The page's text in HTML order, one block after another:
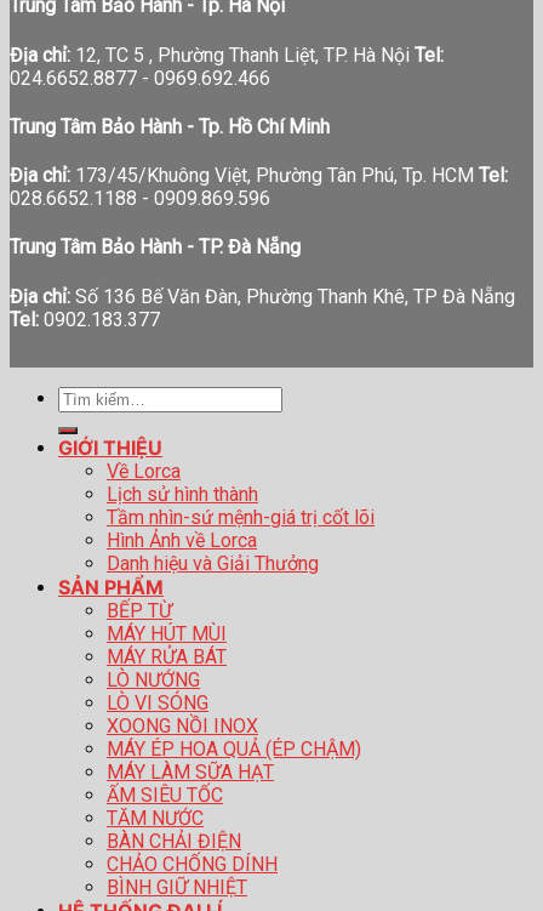
Trung Tâm Bảo Hành - Tp. Hà Nội
Địa chỉ: 12, TC 5 , Phường Thanh Liệt, TP. Hà Nội Tel:
024.6652.8877 - 0969.692.466
Trung Tâm Bảo Hành - Tp. Hồ Chí Minh
Địa chỉ: 173/45/Khuông Việt, Phường Tân Phú, Tp. HCM Tel:
028.6652.1188 - 0909.869.596
Trung Tâm Bảo Hành - TP. Đà Nẵng
Địa chỉ: Số 136 Bế Văn Đàn, Phường Thanh Khê, TP Đà Nẵng
Tel: 0902.183.377
Tìm
kiếm:
GIỚI THIỆU
Về Lorca
Lịch sử hình thành
Tầm nhìn-sứ mệnh-giá trị cốt lõi
Hình Ảnh về Lorca
Danh hiệu và Giải Thưởng
SẢN PHẨM
BẾP TỪ
MÁY HÚT MÙI
MÁY RỬA BÁT
LÒ NƯỚNG
LÒ VI SÓNG
XOONG NỒI INOX
MÁY ÉP HOA QUẢ (ÉP CHẬM)
MÁY LÀM SỮA HẠT
ẤM SIÊU TỐC
TĂM NƯỚC
BÀN CHẢI ĐIỆN
CHẢO CHỐNG DÍNH
BÌNH GIỮ NHIỆT